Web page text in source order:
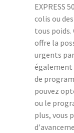
EXPRESS
colis ou
tous poids.
offre la
urgents
également
de
pouvez
ou le
plus, vous